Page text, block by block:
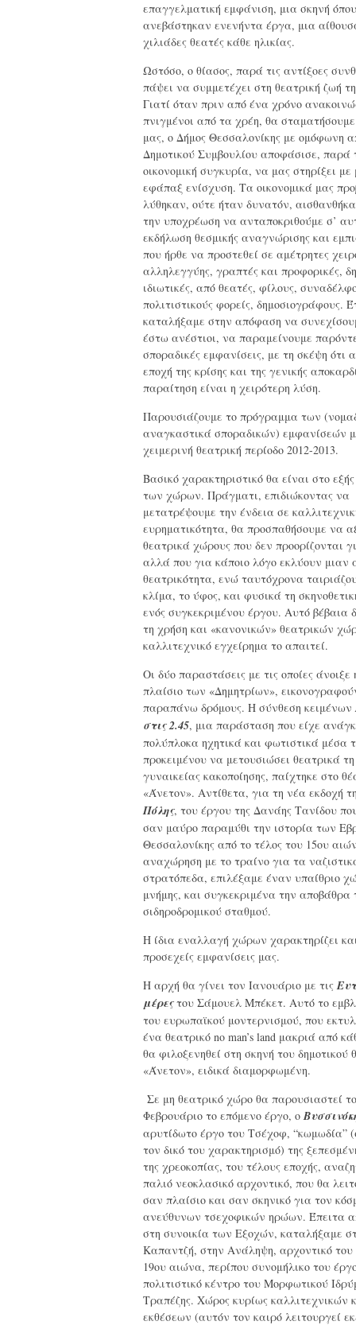
επαγγελματική εμφάνιση, μια σκηνή όπου
ανεβάστηκαν ενενήντα έργα, μια
χιλιάδες θεατές κάθε ηλικίας.
Ωστόσο, ο θίασος, παρά τις αντίξοες
πάψει να συμμετέχει στη θεατρική ζωή
Γιατί όταν πριν από ένα χρόνο
πνιγμένοι από τα χρέη, θα
μας, ο Δήμος Θεσσαλονίκης με ομόφωνη
Δημοτικού Συμβουλίου αποφάσισε, παρά
οικονομική συγκυρία, να μας στηρίξει με
εφάπαξ ενίσχυση. Τα οικονομικά μας
λύθηκαν, ούτε ήταν δυνατόν,
την υποχρέωση να ανταποκριθούμε σ’
εκδήλωση θεσμικής αναγνώρισης και
που ήρθε να προστεθεί σε αμέτρητες
αλληλεγγύης, γραπτές και προφορικές,
ιδιωτικές, από θεατές, φίλους,
πολιτιστικούς φορείς, δημοσιογράφους.
καταλήξαμε στην απόφαση να
έστω ανέστιοι, να παραμείνουμε
σποραδικές εμφανίσεις, με τη σκέψη ότι
εποχή της κρίσης και της γενικής
παραίτηση είναι η χειρότερη λύση.
Παρουσιάζουμε το πρόγραμμα των
αναγκαστικά σποραδικών) εμφανίσεών
χειμερινή θεατρική περίοδο 2012-2013.
Βασικό χαρακτηριστικό θα είναι στο εξής
των χώρων. Πράγματι, επιδιώκοντας να
μετατρέψουμε την ένδεια σε
ευρηματικότητα, θα προσπαθήσουμε να
θεατρικά χώρους που δεν προορίζονται
αλλά που για κάποιο λόγο εκλύουν μιαν
θεατρικότητα, ενώ ταυτόχρονα
κλίμα, το ύφος, και φυσικά τη
ενός συγκεκριμένου έργου. Αυτό βέβαια
τη χρήση και «κανονικών» θεατρικών
καλλιτεχνικό εγχείρημα το απαιτεί.
Οι δύο παραστάσεις με τις οποίες άνοιξε
πλαίσιο των «Δημητρίων»,
παραπάνω δρόμους. Η σύνθεση κειμένων
στις 2.45, μια παράσταση που είχε
πολύπλοκα ηχητικά και φωτιστικά μέσα
προκειμένου να μετουσιώσει θεατρικά
γυναικείας κακοποίησης, παίχτηκε στο
«Άνετον». Αντίθετα, για τη νέα εκδοχή
Πόλης, του έργου της Δανάης Τανίδου
σαν μαύρο παραμύθι την ιστορία των
Θεσσαλονίκης από το τέλος του 15ου
αναχώρηση με το τραίνο για τα
στρατόπεδα, επιλέξαμε έναν υπαίθριο
μνήμης, και συγκεκριμένα την αποβάθρα
σιδηροδρομικού σταθμού.
Η ίδια εναλλαγή χώρων χαρακτηρίζει
προσεχείς εμφανίσεις μας.
Η αρχή θα γίνει τον Ιανουάριο με τις
μέρεςτου Σάμουελ Μπέκετ. Αυτό το
του ευρωπαϊκού μοντερνισμού, που
ένα θεατρικό no man’s land μακριά από
θα φιλοξενηθεί στη σκηνή του δημοτικού
«Άνετον», ειδικά διαμορφωμένη.
Σε μη θεατρικό χώρο θα παρουσιαστεί
Φεβρουάριο το επόμενο έργο, ο
αρυτίδωτο έργο του Τσέχοφ, “κωμωδία”
τον δικό του χαρακτηρισμό) της
της χρεοκοπίας, του τέλους εποχής,
παλιό νεοκλασικό αρχοντικό, που θα
σαν πλαίσιο και σαν σκηνικό για τον
ανεύθυνων τσεχοφικών ηρώων. Έπειτα
στη συνοικία των Εξοχών, καταλήξαμε
Καπαντζή, στην Ανάληψη, αρχοντικό του
19ου αιώνα, περίπου συνομήλικο του
πολιτιστικό κέντρο του Μορφωτικού
Τραπέζης. Χώρος κυρίως καλλιτεχνικών
εκθέσεων (αυτόν τον καιρό λειτουργεί